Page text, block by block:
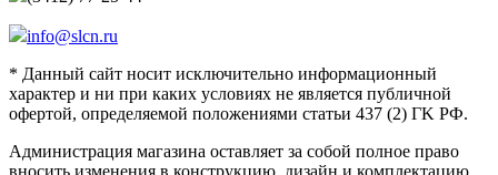
info@slcn.ru
* Данный сайт носит исключительно информационный
характер и ни при каких условиях не является публичной
офертой, определяемой положениями статьи 437 (2) ГK РФ.
Администрация магазина оставляет за собой полное право
вносить изменения в конструкцию, дизайн и комплектацию